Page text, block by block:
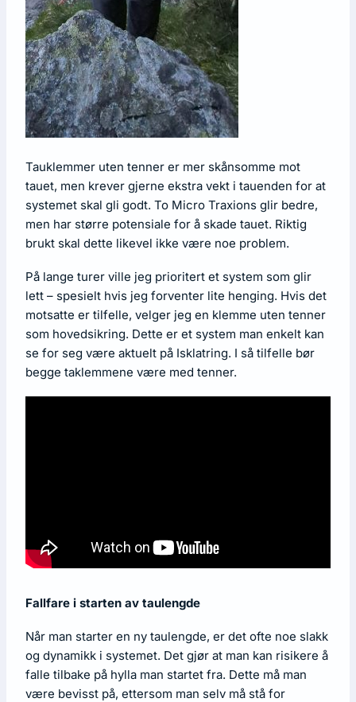
Tauklemmer uten tenner er mer skånsomme mot
tauet, men krever gjerne ekstra vekt i tauenden for at
systemet skal gli godt. To Micro Traxions glir bedre,
men har større potensiale for å skade tauet. Riktig
brukt skal dette likevel ikke være noe problem.
På lange turer ville jeg prioritert et system som glir
lett – spesielt hvis jeg forventer lite henging. Hvis det
motsatte er tilfelle, velger jeg en klemme uten tenner
som hovedsikring. Dette er et system man enkelt kan
se for seg være aktuelt på Isklatring. I så tilfelle bør
begge taklemmene være med tenner.
Fallfare i starten av taulengde
Når man starter en ny taulengde, er det ofte noe slakk
og dynamikk i systemet. Det gjør at man kan risikere å
falle tilbake på hylla man startet fra. Dette må man
være bevisst på, ettersom man selv må stå for